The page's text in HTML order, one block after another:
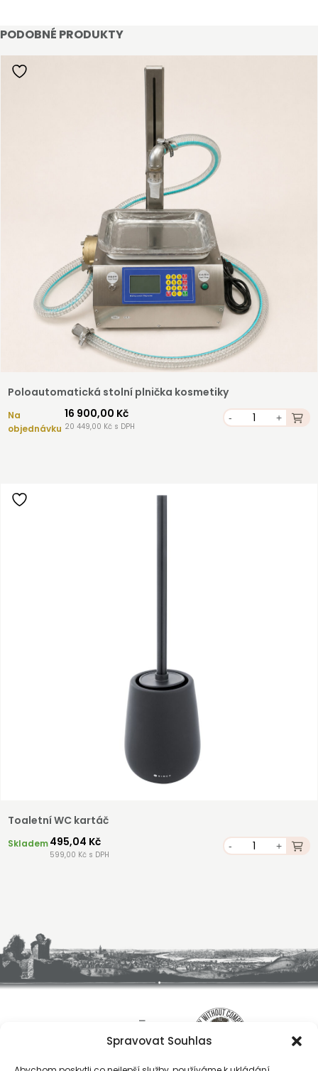
Spravovat Souhlas
PODOBNÉ PRODUKTY
Poloautomatická stolní plnička kosmetiky
Na
objednávku
16 900,00 Kč
20 449,00 Kč s DPH
- +
Toaletní WC kartáč
Skladem495,04 Kč
599,00 Kč s DPH
- +
Stát se klientem velkoobchodu Bohéme Collection
Kromě snadnějšího procesu objednávek můžete
získat slevy až do výše 25 % v závislosti na velikosti